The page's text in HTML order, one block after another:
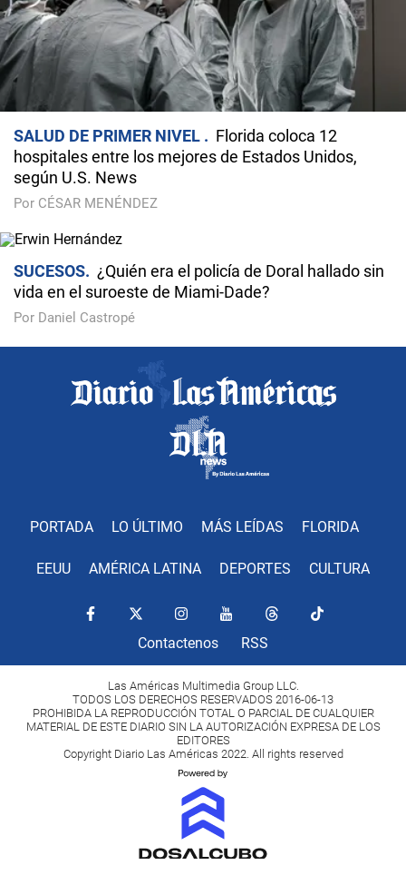
SALUD DE PRIMER NIVEL
Florida coloca 12
hospitales entre los mejores de Estados Unidos,
según U.S. News
Por CÉSAR MENÉNDEZ
SUCESOS
¿Quién era el policía de Doral hallado sin
vida en el suroeste de Miami-Dade?
Por Daniel Castropé
PORTADA LO ÚLTIMO MÁS LEÍDAS FLORIDA
EEUU AMÉRICA LATINA DEPORTES CULTURA
Contactenos RSS
Las Américas Multimedia Group LLC.
TODOS LOS DERECHOS RESERVADOS 2016-06-13
PROHIBIDA LA REPRODUCCIÓN TOTAL O PARCIAL DE CUALQUIER
MATERIAL DE ESTE DIARIO SIN LA AUTORIZACIÓN EXPRESA DE LOS
EDITORES
Copyright Diario Las Américas 2022. All rights reserved